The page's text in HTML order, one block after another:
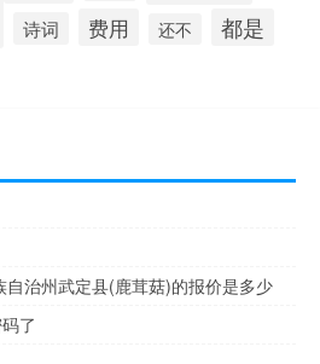
诗词 费用 还不 都是
治州武定县(鹿茸菇)的报价是多少
了